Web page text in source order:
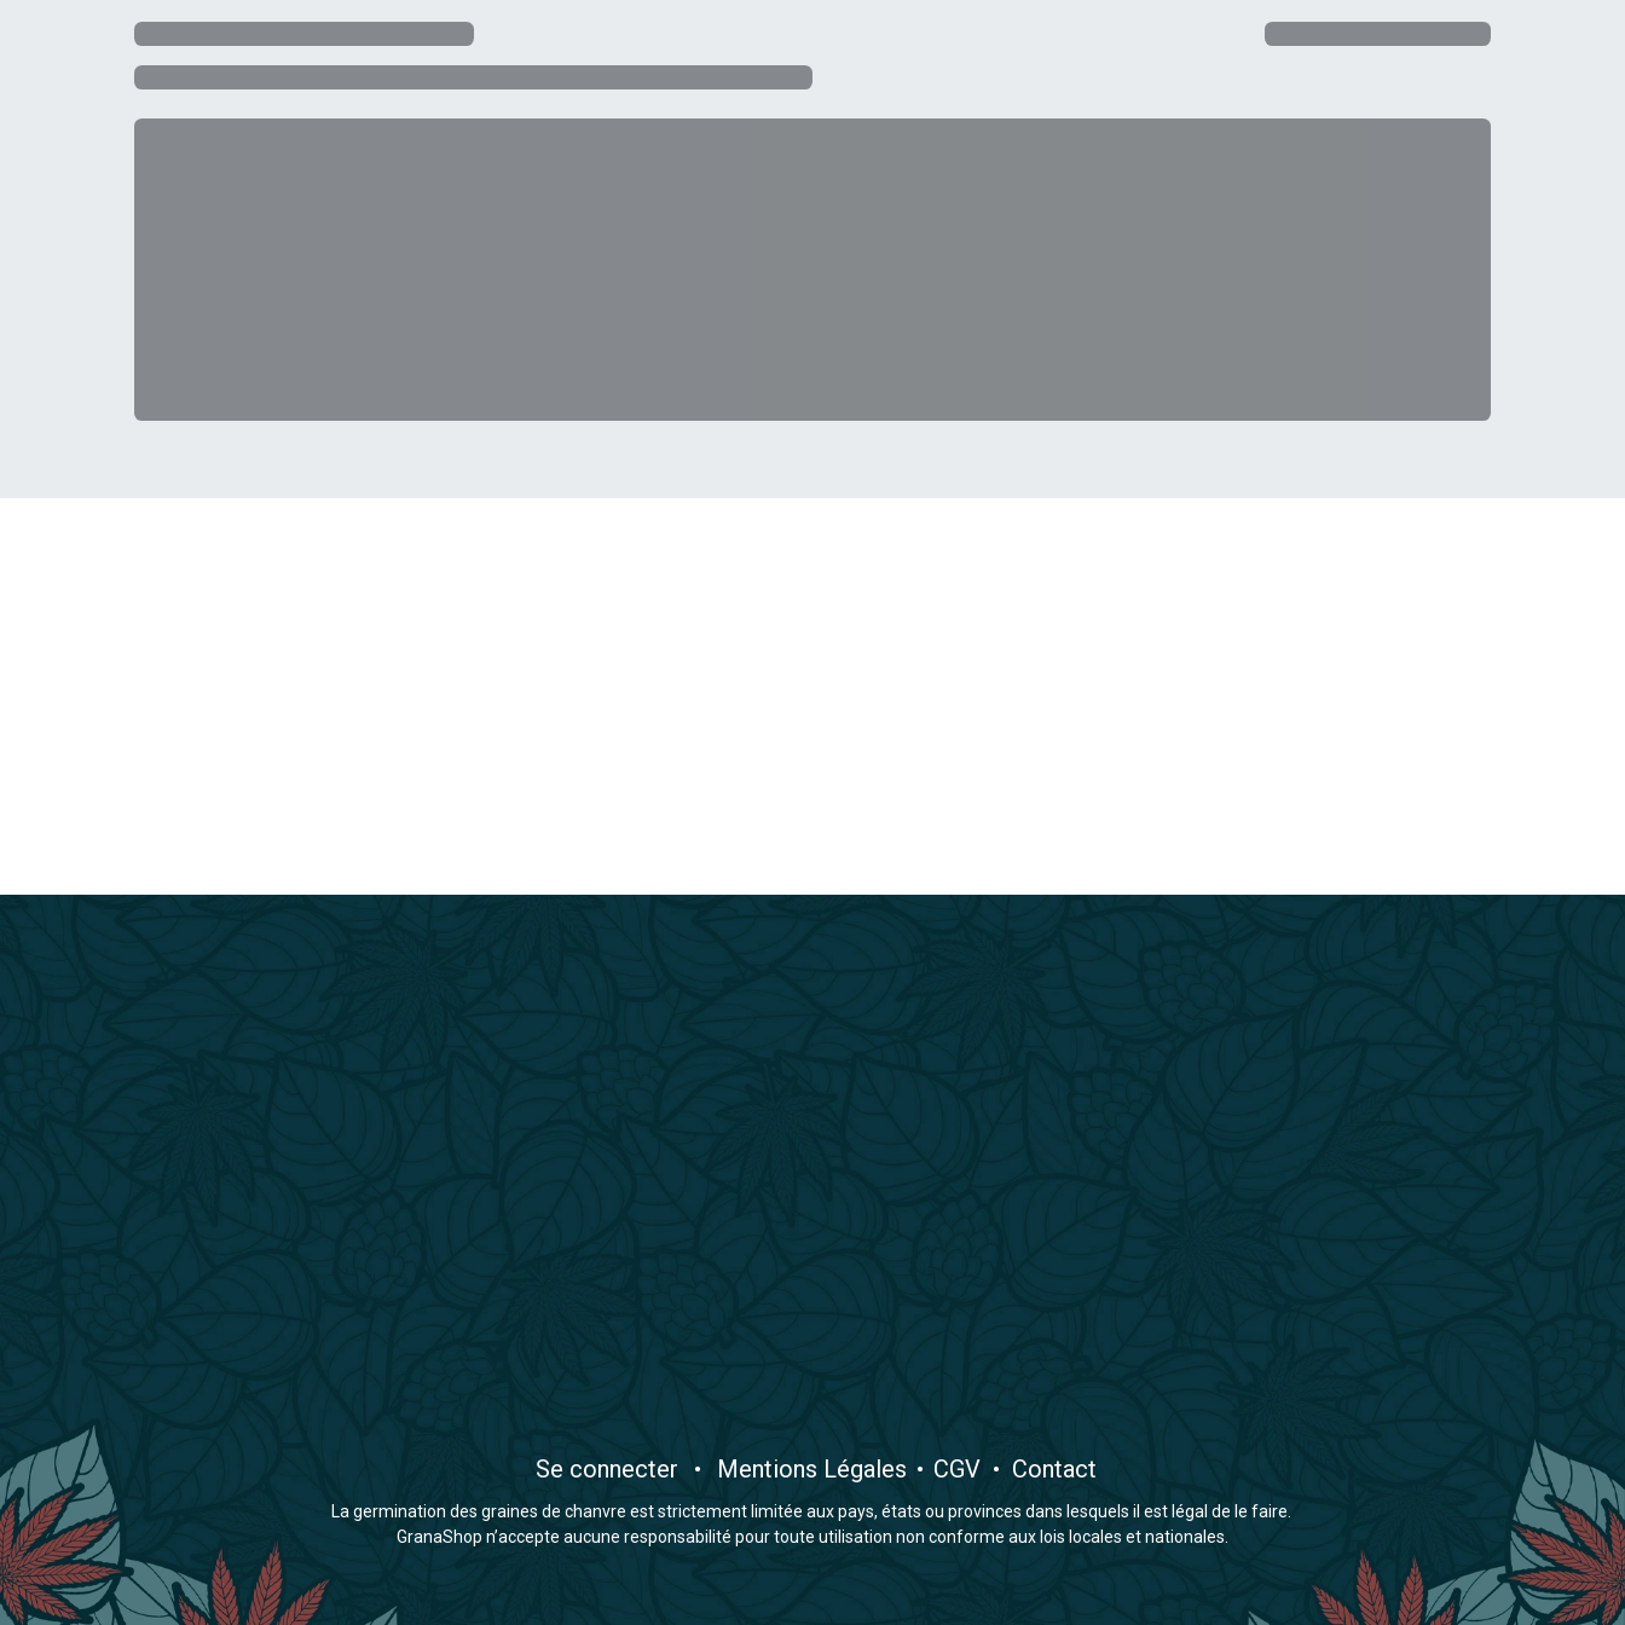
​Se connecter • ​Mentions Légales • CGV• Contact
La germination des graines de chanvre est strictement limitée aux pays, états ou provinces dans lesquels il est légal de le faire.
GranaShop n’accepte aucune responsabilité pour toute utilisation non conforme aux lois locales et nationales.